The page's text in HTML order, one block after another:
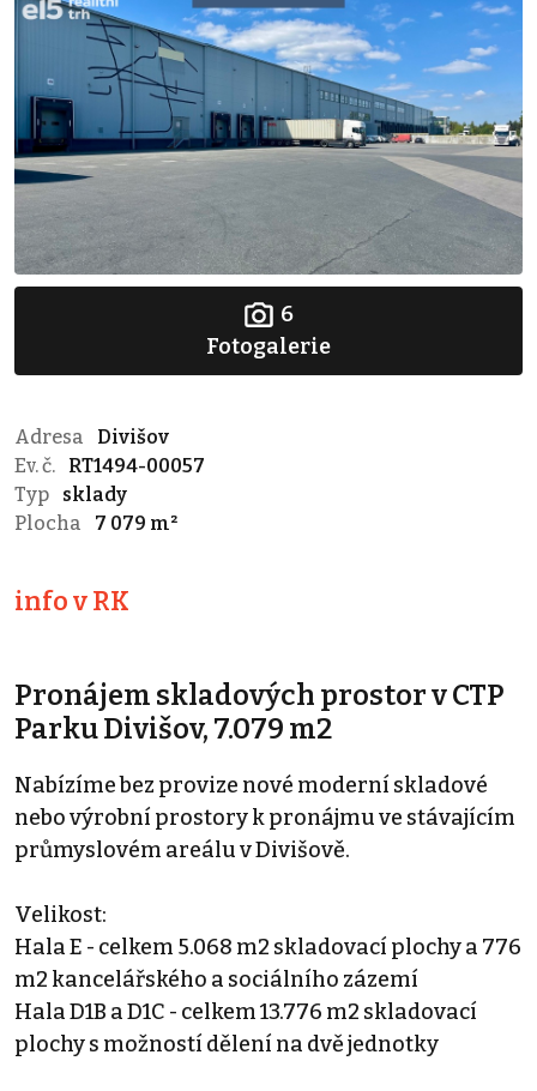
6
Fotogalerie
Adresa
Divišov
Ev. č.
RT1494-00057
Typ
sklady
Plocha
7 079 m²
info v RK
Pronájem skladových prostor v CTP
Parku Divišov, 7.079 m2
Nabízíme bez provize nové moderní skladové
nebo výrobní prostory k pronájmu ve stávajícím
průmyslovém areálu v Divišově.
Velikost:
Hala E - celkem 5.068 m2 skladovací plochy a 776
m2 kancelářského a sociálního zázemí
Hala D1B a D1C - celkem 13.776 m2 skladovací
plochy s možností dělení na dvě jednotky